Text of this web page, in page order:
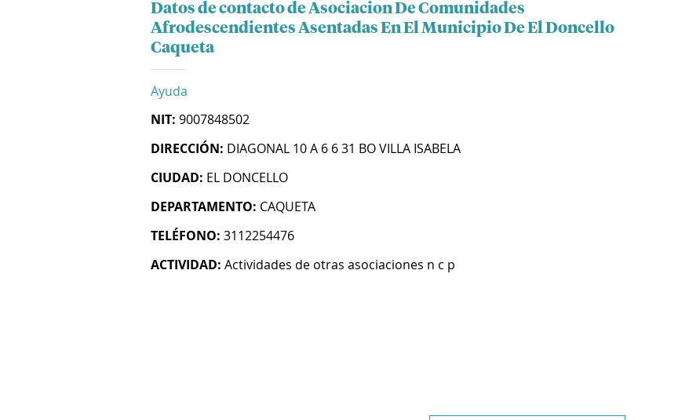
Datos de contacto de Asociacion De Comunidades
Afrodescendientes Asentadas En El Municipio De El Doncello
Caqueta
Ayuda
NIT: 9007848502
DIRECCIÓN: DIAGONAL 10 A 6 6 31 BO VILLA ISABELA
CIUDAD: EL DONCELLO
DEPARTAMENTO: CAQUETA
TELÉFONO: 3112254476
ACTIVIDAD: Actividades de otras asociaciones n c p